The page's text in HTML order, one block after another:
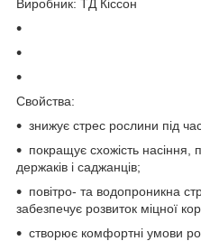
Виробник: ТД Кіссон
Свойства:
знижує стрес рослини під
покращує схожість насіння,
держаків і саджанців;
повітро- та водопроникна
забезпечує розвиток міцної
створює комфортні умови